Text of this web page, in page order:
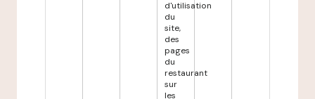
d'utilisation
du
site,
des
pages
du
restaurant
sur
les